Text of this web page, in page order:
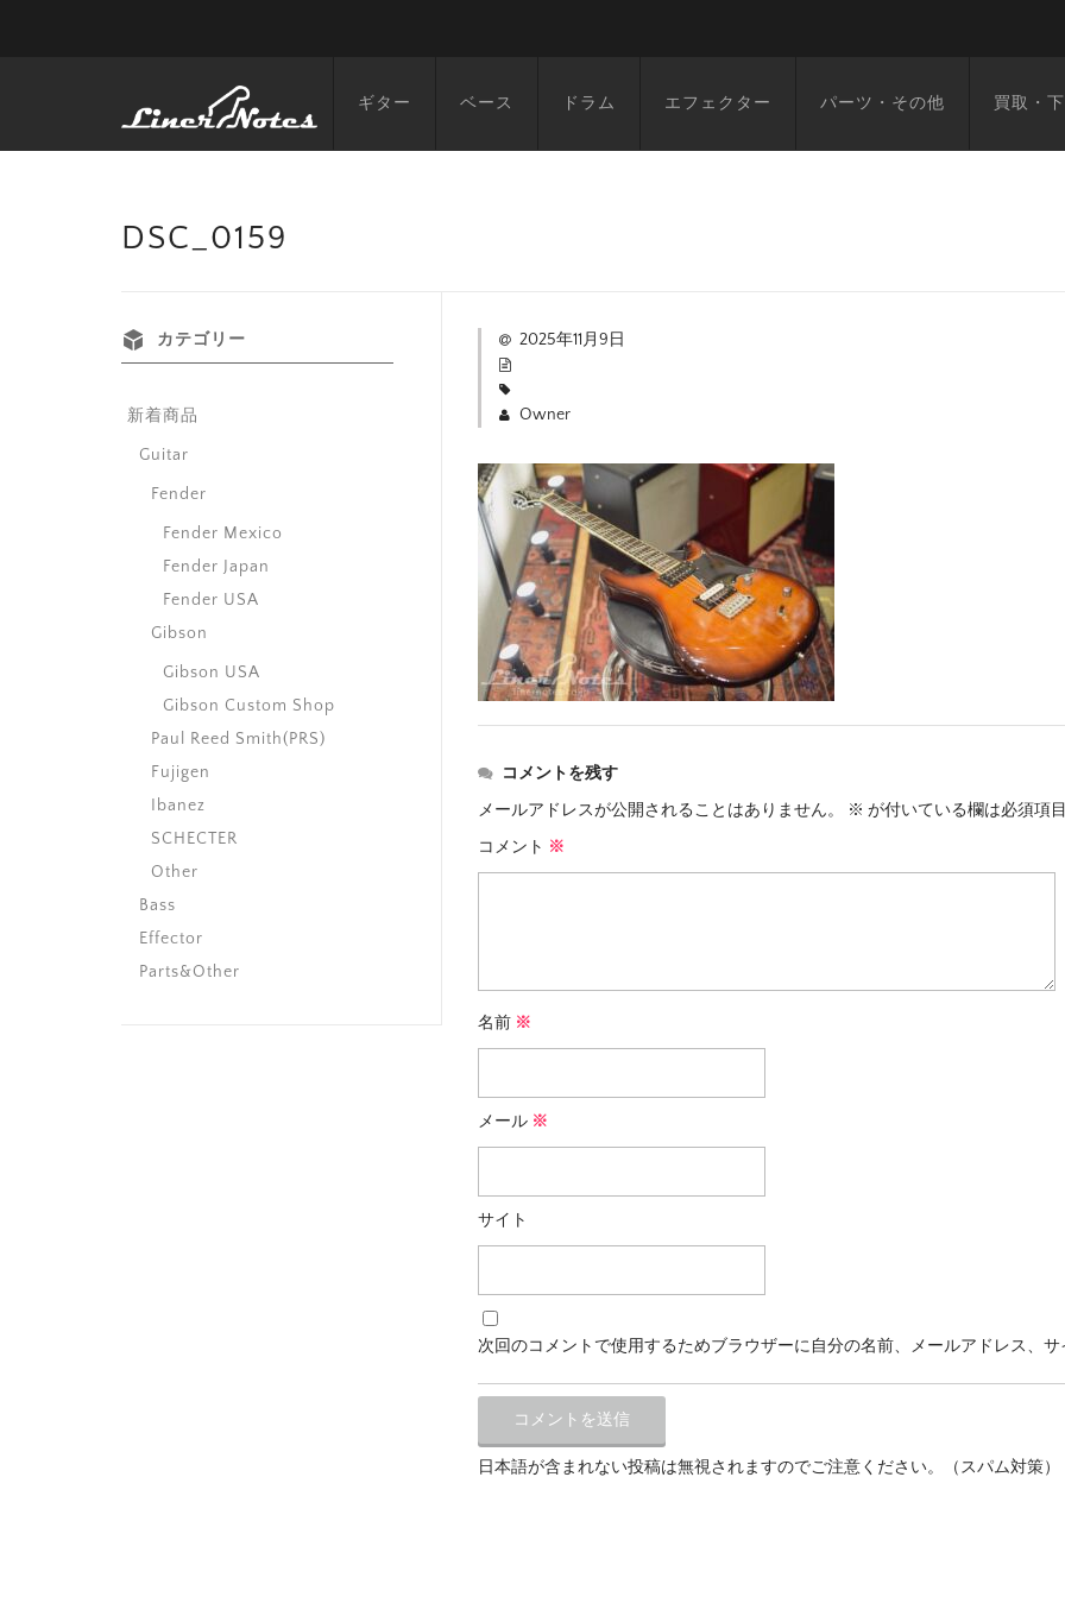
ギター ベース ドラム エフェクター パーツ・その他 買取・
DSC_0159
2025年11月9日
Owner
コメントを残す
メールアドレスが公開されることはありません。
※ が付いている欄は必須項
コメント ※
名前 ※
メール ※
サイト
次回のコメントで使用するためブラウザーに自分の名前、メールアドレス、
日本語が含まれない投稿は無視されますのでご注意ください。（スパム対策）
カテゴリー
新着商品
Guitar
Fender
Fender Mexico
Fender Japan
Fender USA
Gibson
Gibson USA
Gibson Custom Shop
Paul Reed Smith(PRS)
Fujigen
Ibanez
SCHECTER
Other
Bass
Effector
Parts&Other